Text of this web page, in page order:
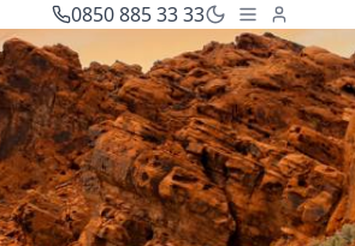
0850 885 33 33